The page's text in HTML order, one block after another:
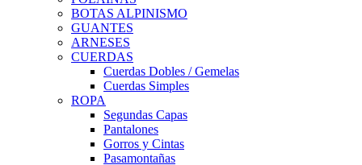
BOTAS ALPINISMO
GUANTES
ARNESES
CUERDAS
Cuerdas Dobles / Gemelas
Cuerdas Simples
ROPA
Segundas Capas
Pantalones
Gorros y Cintas
Pasamontañas